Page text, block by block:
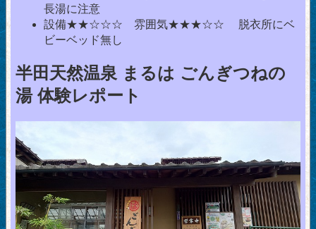
長湯に注意
設備★★☆☆☆ 雰囲気★★★☆☆ 脱衣所にベ
ビーベッド無し
半田天然温泉 まるは ごんぎつねの
湯 体験レポート